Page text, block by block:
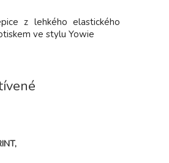
z lehkého elastického
ve stylu Yowie